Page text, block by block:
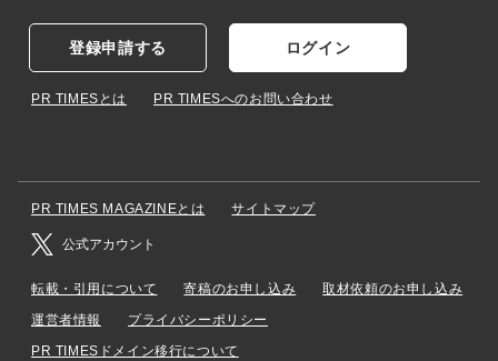
登録申請する ログイン
PR TIMESとは PR TIMESへのお問い合わせ
PR TIMES MAGAZINEとは サイトマップ
公式アカウント
転載・引用について 寄稿のお申し込み
取材依頼のお申し込み
運営者情報
プライバシーポリシー
PR TIMESドメイン移行について